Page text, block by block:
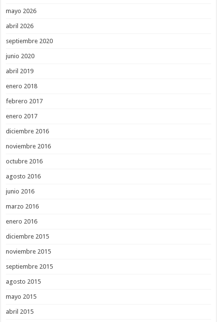
mayo 2026
abril 2026
septiembre 2020
junio 2020
abril 2019
enero 2018
febrero 2017
enero 2017
diciembre 2016
noviembre 2016
octubre 2016
agosto 2016
junio 2016
marzo 2016
enero 2016
diciembre 2015
noviembre 2015
septiembre 2015
agosto 2015
mayo 2015
abril 2015